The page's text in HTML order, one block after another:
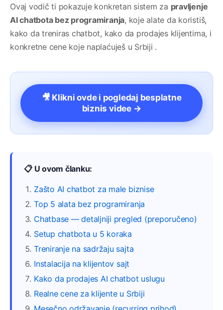
Ovaj vodič ti pokazuje konkretan sistem za pravljenje
AI chatbota bez programiranja, koje alate da koristiš,
kako da treniras chatbot, kako da prodajes klijentima, i
konkretne cene koje naplaćuješ u Srbiji .
🎥 Klikni ovde i pogledaj besplatne
biznis videe →
📋 U ovom članku:
Zašto AI chatbot za male biznise
Top 5 alata bez programiranja
Chatbase — detaljniji pregled (preporučeno)
Setup chatbota u 5 koraka
Treniranje na sadržaju sajta
Instalacija na klijentov sajt
Kako da prodajes AI chatbot uslugu
Realne cene za klijente u Srbiji